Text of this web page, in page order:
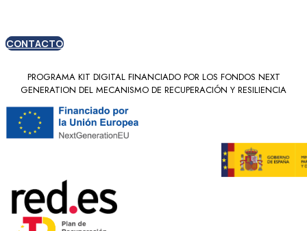
CONTACTO
PROGRAMA KIT DIGITAL FINANCIADO POR LOS FONDOS NEXT
GENERATION DEL MECANISMO DE RECUPERACIÓN Y RESILIENCIA